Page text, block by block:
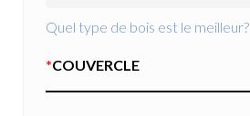
Quel type de bois est le meilleur?
*COUVERCLE